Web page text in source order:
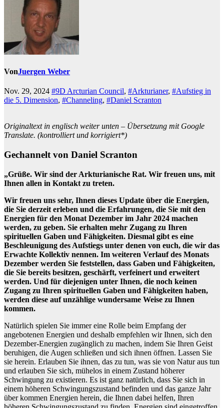
VonJuergen Weber
Nov. 29, 2024 #9D Arcturian Council, #Arkturianer, #Aufstieg in
die 5. Dimension, #Channeling, #Daniel Scranton
Originaltext in englisch weiter unten – Übersetzung mit Google
Translate. (kontrolliert und korrigiert*)
Gechannelt von Daniel Scranton
„Grüße. Wir sind der Arkturianische Rat. Wir freuen uns, mit
Ihnen allen in Kontakt zu treten.
Wir freuen uns sehr, Ihnen dieses Update über die Energien,
die Sie derzeit erleben und die Erfahrungen, die Sie mit den
Energien für den Monat Dezember im Jahr 2024 machen
werden, zu geben. Sie erhalten mehr Zugang zu Ihren
spirituellen Gaben und Fähigkeiten. Diesmal gibt es eine
Beschleunigung des Aufstiegs unter denen von euch, die wir das
Erwachte Kollektiv nennen. Im weiteren Verlauf des Monats
Dezember werden Sie feststellen, dass Gaben und Fähigkeiten,
die Sie bereits besitzen, geschärft, verfeinert und erweitert
werden. Und für diejenigen unter Ihnen, die noch keinen
Zugang zu Ihren spirituellen Gaben und Fähigkeiten haben,
werden diese auf unzählige wundersame Weise zu Ihnen
kommen.
Natürlich spielen Sie immer eine Rolle beim Empfang der
angebotenen Energien und deshalb empfehlen wir Ihnen, sich den
Dezember-Energien zugänglich zu machen, indem Sie Ihren Geist
beruhigen, die Augen schließen und sich ihnen öffnen. Lassen Sie
sie herein. Erlauben Sie ihnen, das zu tun, was sie von Natur aus tun
und erlauben Sie sich, mühelos in einem Zustand höherer
Schwingung zu existieren. Es ist ganz natürlich, dass Sie sich in
einem höheren Schwingungszustand befinden und das ganze Jahr
über kommen Energien herein, die Ihnen dabei helfen, Ihren